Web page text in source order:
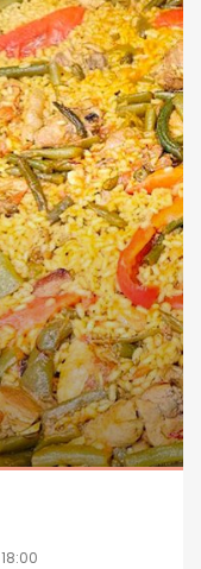
18:00